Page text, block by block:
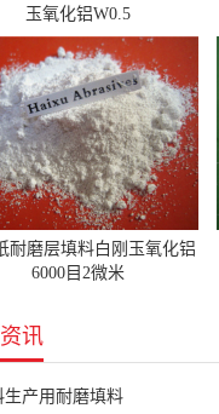
玉氧化铝W0.5
耐磨层填料白刚玉氧化铝
6000目2微米
讯
生产用耐磨填料